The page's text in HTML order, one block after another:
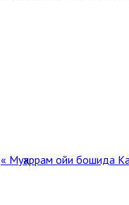
« Муҳаррам ойи бошида